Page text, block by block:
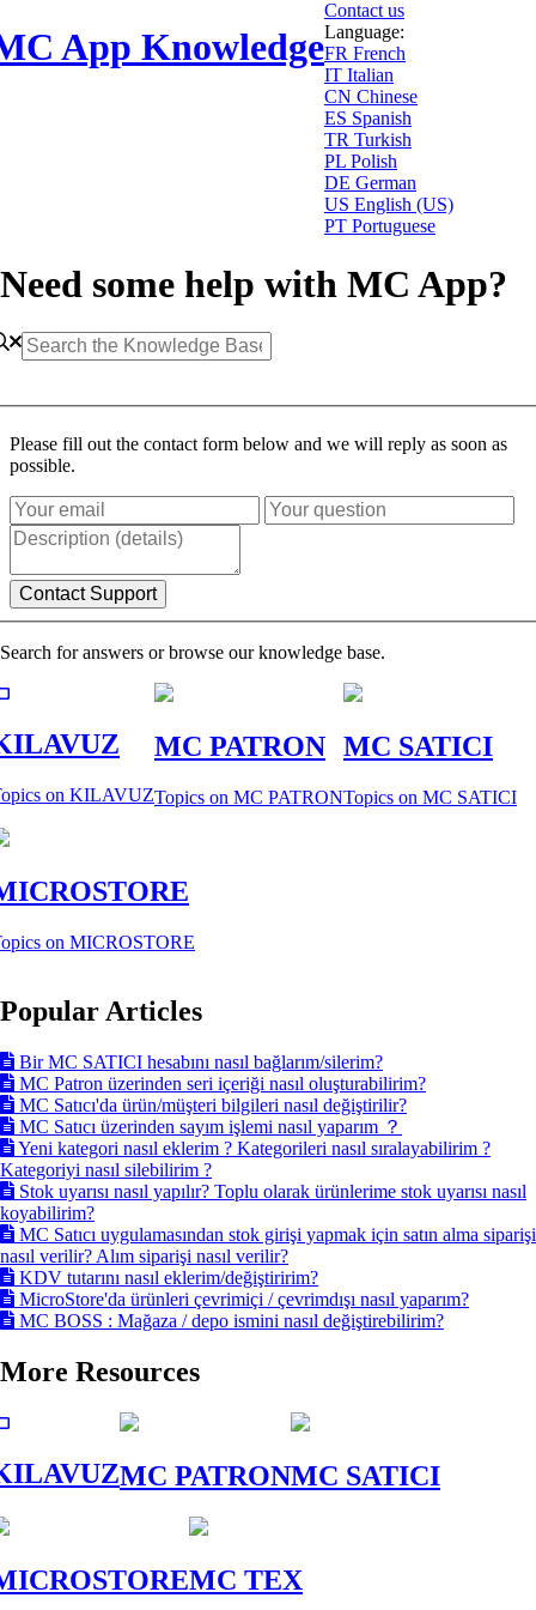
App Knowledge
Contact us
Language:
FR French
IT Italian
CN Chinese
ES Spanish
TR Turkish
PL Polish
DE German
US English (US)
PT Portuguese
Need some help with MC App?
Please fill out the contact form below and we will reply as soon as
possible.
Search for answers or browse our knowledge base.
on KILAVUZ
MC PATRON
Topics on MC PATRON
MC SATICI
Topics on MC SATICI
on MICROSTORE
Popular Articles
Bir MC SATICI hesabını nasıl bağlarım/silerim?
MC Patron üzerinden seri içeriği nasıl oluşturabilirim?
MC Satıcı'da ürün/müşteri bilgileri nasıl değiştirilir?
MC Satıcı üzerinden sayım işlemi nasıl yaparım ？
Yeni kategori nasıl eklerim ? Kategorileri nasıl sıralayabilirim ?
Kategoriyi nasıl silebilirim ?
Stok uyarısı nasıl yapılır? Toplu olarak ürünlerime stok uyarısı nasıl
koyabilirim?
MC Satıcı uygulamasından stok girişi yapmak için satın alma siparişi
nasıl verilir? Alım siparişi nasıl verilir?
KDV tutarını nasıl eklerim/değiştiririm?
MicroStore'da ürünleri çevrimiçi / çevrimdışı nasıl yaparım?
MC BOSS : Mağaza / depo ismini nasıl değiştirebilirim?
More Resources
MC PATRONMC SATICI
MC TEX